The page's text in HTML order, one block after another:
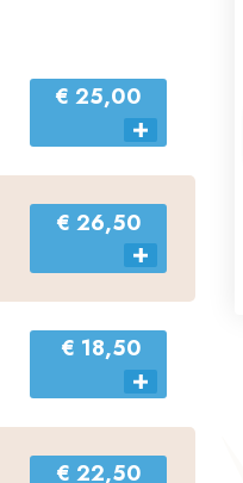
€ 25,00
€ 26,50
€ 18,50
€ 22,50